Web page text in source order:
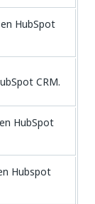
HubSpot
CRM.
HubSpot
Hubspot